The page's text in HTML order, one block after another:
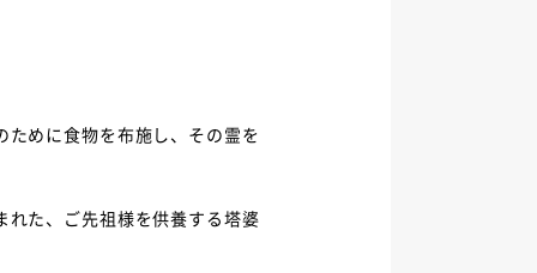
めに食物を布施し、その霊を
れた、ご先祖様を供養する塔婆